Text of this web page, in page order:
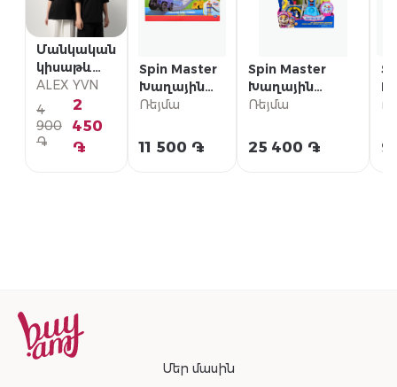
Մանկական
կիսաթև
շապիկ
ALEX YVN
4
900
֏
2
450
֏
Spin Master
Խաղային
հավաքածու
"Մինի
աշտարակ"
Ռեյմա
11 500 ֏
Spin Master
Խաղային
հավաքածու
«Օդային
փրկարարական
Ռեյմա
25 400 ֏
Մեր մասին